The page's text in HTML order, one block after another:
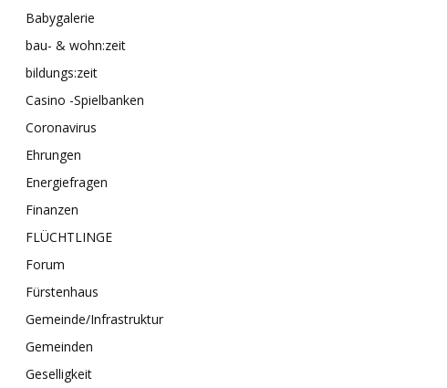
Babygalerie
bau- & wohn:zeit
bildungs:zeit
Casino -Spielbanken
Coronavirus
Ehrungen
Energiefragen
Finanzen
FLÜCHTLINGE
Forum
Fürstenhaus
Gemeinde/Infrastruktur
Gemeinden
Geselligkeit